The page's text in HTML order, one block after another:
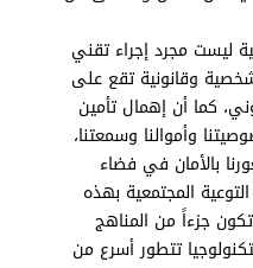
ليست مجرد إجراء تقني
وقانونية تقع على
كما أن إهمال تأمين
وأموالنا وسمعتنا،
بالأمان في فضاء
المجتمعية بهذه
جزءاً من المناهج
تتطور أسرع من